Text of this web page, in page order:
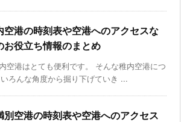
空港の時刻表や空港へのアクセスな
お役立ち情報のまとめ
空港はとても便利です。 そんな稚内空港につ
ろんな角度から掘り下げていき ...
別空港の時刻表や空港へのアクセス